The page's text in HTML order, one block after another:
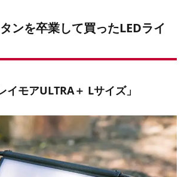
を卒業して買ったLEDライ
イモアULTRA＋ Lサイズ」